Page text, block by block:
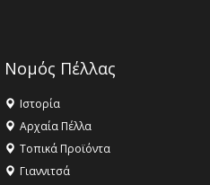
Νομός Πέλλας
Ιστορία
Αρχαία Πέλλα
Τοπικά Προϊόντα
Γιαννιτσά